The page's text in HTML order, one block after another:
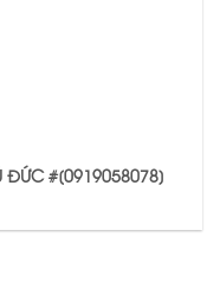
ĐỨC #[0919058078]